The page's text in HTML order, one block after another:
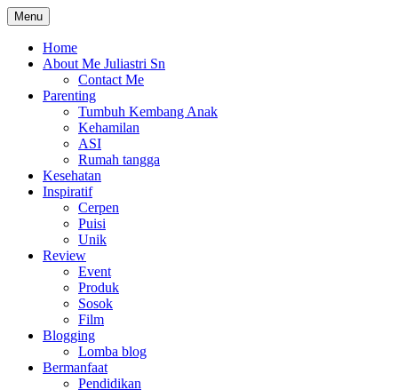
Skip
to
content
The Colorful Life By Juliastri Sn
Lifestyle Blog
Menu
Home
About Me Juliastri Sn
Contact Me
Parenting
Tumbuh Kembang Anak
Kehamilan
ASI
Rumah tangga
Kesehatan
Inspiratif
Cerpen
Puisi
Unik
Review
Event
Produk
Sosok
Film
Blogging
Lomba blog
Bermanfaat
Pendidikan